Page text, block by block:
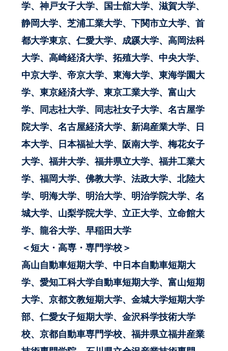
学、神戸女子大学、国士舘大学、滋賀大学、
静岡大学、芝浦工業大学、下関市立大学、首
都大学東京、仁愛大学、成蹊大学、高岡法科
大学、高崎経済大学、拓殖大学、中央大学、
中京大学、帝京大学、東海大学、東海学園大
学、東京経済大学、東京工業大学、富山大
学、同志社大学、同志社女子大学、名古屋学
院大学、名古屋経済大学、新潟産業大学、日
本大学、日本福祉大学、阪南大学、梅花女子
大学、福井大学、福井県立大学、福井工業大
学、福岡大学、佛教大学、法政大学、北陸大
学、明海大学、明治大学、明治学院大学、名
城大学、山梨学院大学、立正大学、立命館大
学、龍谷大学、早稲田大学
＜短大・高専・専門学校＞
高山自動車短期大学、中日本自動車短期大
学、愛知工科大学自動車短期大学、富山短期
大学、京都文教短期大学、金城大学短期大学
部、仁愛女子短期大学、金沢科学技術大学
校、京都自動車専門学校、福井県立福井産業